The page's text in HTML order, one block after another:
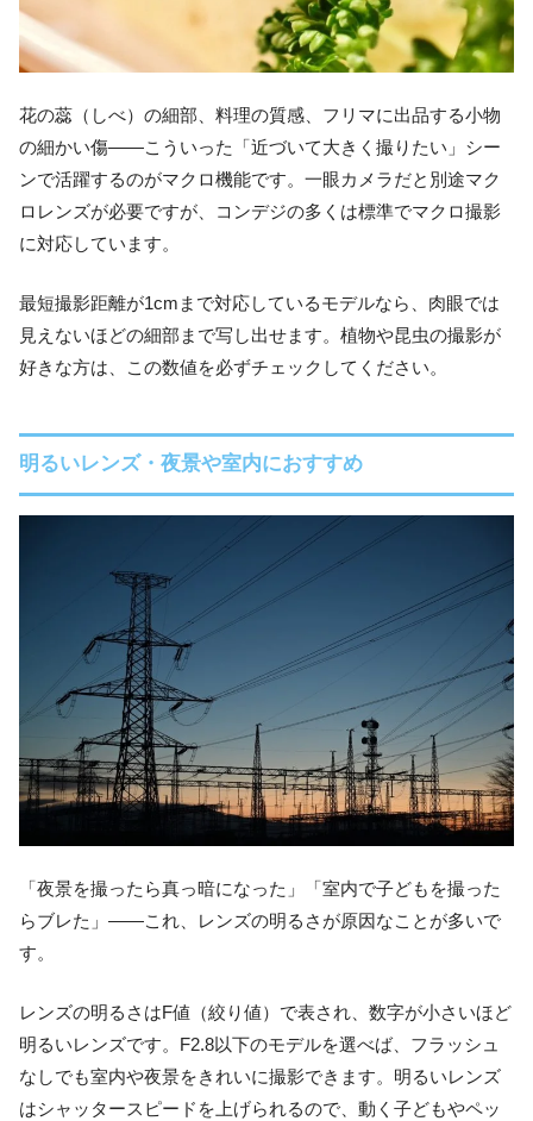
花の蕊（しべ）の細部、料理の質感、フリマに出品する小物
の細かい傷——こういった「近づいて大きく撮りたい」シー
ンで活躍するのがマクロ機能です。一眼カメラだと別途マク
ロレンズが必要ですが、コンデジの多くは標準でマクロ撮影
に対応しています。
最短撮影距離が1cmまで対応しているモデルなら、肉眼では
見えないほどの細部まで写し出せます。植物や昆虫の撮影が
好きな方は、この数値を必ずチェックしてください。
明るいレンズ・夜景や室内におすすめ
「夜景を撮ったら真っ暗になった」「室内で子どもを撮った
らブレた」——これ、レンズの明るさが原因なことが多いで
す。
レンズの明るさはF値（絞り値）で表され、数字が小さいほど
明るいレンズです。F2.8以下のモデルを選べば、フラッシュ
なしでも室内や夜景をきれいに撮影できます。明るいレンズ
はシャッタースピードを上げられるので、動く子どもやペッ